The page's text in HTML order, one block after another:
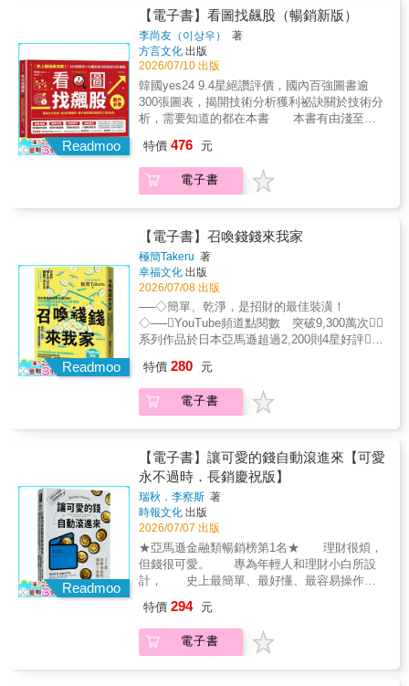
書店排行榜• 樂天圖書（Rakuten Books）2025
年度排行榜「電腦・系統開發」類別 第 1 名•
有鄰堂（Atre惠比壽店）綜合類 第 1 名• 紀伊
國屋書店（Grand Front大阪店）綜合類 第 1 名
• 丸善（丸之內本店）商業類 第 1 名🔥 財經媒
體、百萬訂閱創作者強推• 知名財經雜誌《日經
TRENDY》、《PRESIDENT》、《THE21》
AbemaTV、商業影音平台 PIVOT，引發熱烈
迴響。• 獲日本超高人氣 YouTube 書評頻道
「學識沙龍（学識サロン）」、「書籍摘要頻
道（本要約チャンネル）」深度解析與好評推
鑽研高深技術，現在就開始動手才是致勝關
鍵。• 這本書特別適合這樣的人：• 擔心單一收
入風險的上班族： 建立可控風險的備用現金
流，無懼職場變動。• 想經營副業但不想爆肝的
人： 不談投機致富，專注於「收入穩定度」的
務實方法。• 時間被綁死的自由工作者： 建立
系統思維，跳脫「接案＝賣時間」的血汗迴
圈。• 不知從何下手的 AI 新手： 提供可複製、
可微調的步驟，將生產力工具真正變現。給自
己兩個月的時間，別再只把 AI 當作高科技玩
具。現在就翻開本書，打造第一套屬於你的自
動化賺錢系統，把時間與自由徹底掌握在手
中！【日本各大通路、媒體一致盛讚！現象級
書店排行榜• 樂天圖書（Rakuten Books）2025
年度排行榜「電腦・系統開發」類別 第 1 名•
有鄰堂（Atre惠比壽店）綜合類 第 1 名• 紀伊
國屋書店（Grand Front大阪店）綜合類 第 1 名
• 丸善（丸之內本店）商業類 第 1 名🔥 財經媒
體、百萬訂閱創作者強推• 知名財經雜誌《日經
TRENDY》、《PRESIDENT》、《THE21》
AbemaTV、商業影音平台 PIVOT，引發熱烈
迴響。• 獲日本超高人氣 YouTube 書評頻道
「學識沙龍（学識サロン）」、「書籍摘要頻
道（本要約チャンネル）」深度解析與好評推
造投資人的必備經典教科書！結合傳統技術分
析與新式型態學技法，讓你無論用何種商品、
在何種市場、採取多長的操作週期都能即時應
用！Step 1 判斷多空盤勢，雙向規劃不靠預
測行情，而是判斷大盤走勢，事先針對多空可
能性做出雙向布局。Step 2 決定短中長期布
局判斷大盤當前起漲位階，執行AB帳戶操盤
法，讓資金靈活運用。Step 3 從型態＋籌碼
建立每日選股清單透過APP等實用工具，判斷
Step 4 設定交易週期與策略確認該標的的目
前位置，根據型態、籌碼與基本面和新聞面進
行判斷。Step 5 進出場與停損停利操作以撐
壓畫線來決定進出場時機，遇支撐，分批進
場；遇壓力，分批停利。
Readmoo
【電子書】看圖找飆股（暢銷新版）
李尚友（이상우）
著
方言文化 出版
2026/07/10 出版
韓國yes24 9.4星絕讚評價，國內百強圖書逾
300張圖表，揭開技術分析獲利祕訣關於技術分
析，需要知道的都在本書 本書有由淺至深
易操作心法的詳細說明。就算是股市小白都能
立刻了解「股市交易奧祕」。 身為投資經
驗超過十八年的證券專家，作者深知能反應投
戶。透過深度研究如看穿投資心理的心理交易
法、讀懂市場變化與走勢的情境交易法、運用
短期變動性的圖表交易法等。想傳遞給讀者活
用各種分析工具，不固守單一投資方式，順應
趨勢的智慧投資方式。 本書含括股市交易
的41種投資方法，包含：飆股操作法、缺口交
易技法、短打交易技法、逆向投資法、達人操
作法、成交量交易技法、大量交易、蓋高樓收
購法、法人機構供需法、月線操作法、貫穿交
技法、空頭交易技法、趨勢線交易技法、低點
法、字母法、盤整交易技法、回檔交易技法、
波動交易技法、高點突破失敗應對、系統交
易、條件搜尋、新上市股交易技法、題材股交
易技法、盤後交易技法、集合競價法、瞬間價
格穩定措施（Volatility Interruption， VI）交易
技法、長紅K線交易技法、找到地板法、K 線圖
型與型態解析、持續型態、趨勢指標、價格指
標、乖離率、KD隨機指標、一目均衡表、其他
指標、輔助指標混用法、公告法。一張圖解帶
你直擊獲利祕訣 股票獲利有三大方法：
「選股」、「買賣點時機」與「資產配置」，
與「買賣點時機」兩大方法的詳細說明。 透
過線圖重點解析，指出買賣點的好時機； 絕
對交易Tip：可以應用在實戰交易上的股票分析
特價 476 元
電子書
Readmoo
【電子書】召喚錢錢來我家
極簡Takeru 著
幸福文化 出版
2026/07/08 出版
──◇簡單、乾淨，是招財的最佳裝潢！
◇──YouTube頻道點閱數 突破9,300萬次
系列作品於日本亞馬遜超過2,200則4星好評6
間的整理提案，更是全方位重整人生的財務計
畫。整理的過程，就是不斷的「找出浪費」。
以極簡的「不堆積、不亂買」原則檢視理財計
淨整齊的家，真的會吸引金錢！落實極簡生活
並整理好居家空間，並持續投入指數ETF與健
康，身心跟口袋會一起豐盛！」──RYAN爸爸
｜理財作家、存股達人「作者的想法與做法，
簡直像另一個我！大量斷捨離、降低支出後，
我也在短短幾年達成財務自由！這本書再次證
明：財富自由的起點，不一定是賺更多，而是
先停止不必要的消耗。」──小印｜《財富自由
的整理鍊金術》作者、整理鍊金術師「極簡主
義是最強省錢妙招，同時又能聚焦於你真正想
的自己。」──愛瑞克｜《命定之書》作者、
TMBA共同創辦人 ◆只是開始整理空間、減少
物品，竟然就擺脫月光、還成功FIRE！24歲因
特價 280 元
電子書
Readmoo
【電子書】讓可愛的錢自動滾進來【可愛
永不過時．長銷慶祝版】
瑞秋．李察斯 著
時報文化 出版
2026/07/07 出版
★亞馬遜金融類暢銷榜第1名★ 理財很煩，
但錢很可愛。 專為年輕人和理財小白所設
計， 史上最簡單、最好懂、最容易操作的
歲退休、每月被動收入超過45萬的理財顧問，
教你打造專屬自己的致富計畫！理財顧問瑞
秋．李察斯在大學畢業後就陷入近乎破產的窘
特價 294 元
電子書